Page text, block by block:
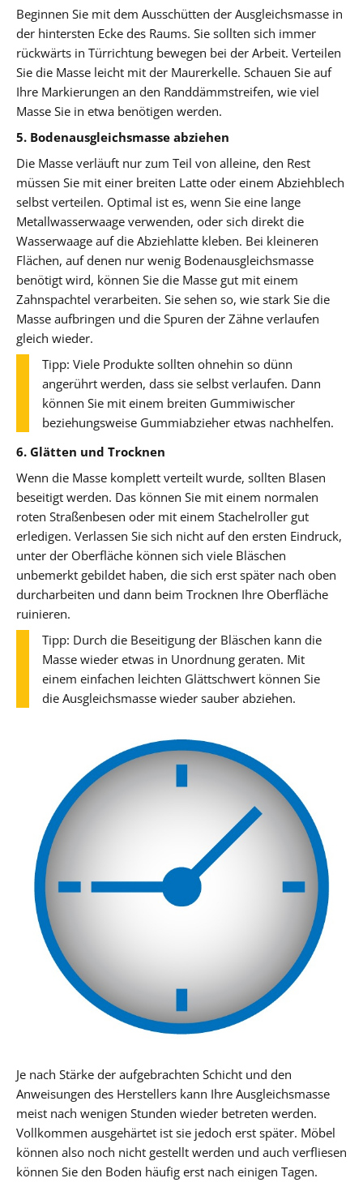
Beginnen Sie mit dem Ausschütten der Ausgleichsmasse in
der hintersten Ecke des Raums. Sie sollten sich immer
rückwärts in Türrichtung bewegen bei der Arbeit. Verteilen
Sie die Masse leicht mit der Maurerkelle. Schauen Sie auf
Ihre Markierungen an den Randdämmstreifen, wie viel
Masse Sie in etwa benötigen werden.
5. Bodenausgleichsmasse abziehen
Die Masse verläuft nur zum Teil von alleine, den Rest
müssen Sie mit einer breiten Latte oder einem Abziehblech
selbst verteilen. Optimal ist es, wenn Sie eine lange
Metallwasserwaage verwenden, oder sich direkt die
Wasserwaage auf die Abziehlatte kleben. Bei kleineren
Flächen, auf denen nur wenig Bodenausgleichsmasse
benötigt wird, können Sie die Masse gut mit einem
Zahnspachtel verarbeiten. Sie sehen so, wie stark Sie die
Masse aufbringen und die Spuren der Zähne verlaufen
gleich wieder.
Tipp: Viele Produkte sollten ohnehin so dünn
angerührt werden, dass sie selbst verlaufen. Dann
können Sie mit einem breiten Gummiwischer
beziehungsweise Gummiabzieher etwas nachhelfen.
6. Glätten und Trocknen
Wenn die Masse komplett verteilt wurde, sollten Blasen
beseitigt werden. Das können Sie mit einem normalen
roten Straßenbesen oder mit einem Stachelroller gut
erledigen. Verlassen Sie sich nicht auf den ersten Eindruck,
unter der Oberfläche können sich viele Bläschen
unbemerkt gebildet haben, die sich erst später nach oben
durcharbeiten und dann beim Trocknen Ihre Oberfläche
ruinieren.
Tipp: Durch die Beseitigung der Bläschen kann die
Masse wieder etwas in Unordnung geraten. Mit
einem einfachen leichten Glättschwert können Sie
die Ausgleichsmasse wieder sauber abziehen.
Je nach Stärke der aufgebrachten Schicht und den
Anweisungen des Herstellers kann Ihre Ausgleichsmasse
meist nach wenigen Stunden wieder betreten werden.
Vollkommen ausgehärtet ist sie jedoch erst später. Möbel
können also noch nicht gestellt werden und auch verfliesen
können Sie den Boden häufig erst nach einigen Tagen.